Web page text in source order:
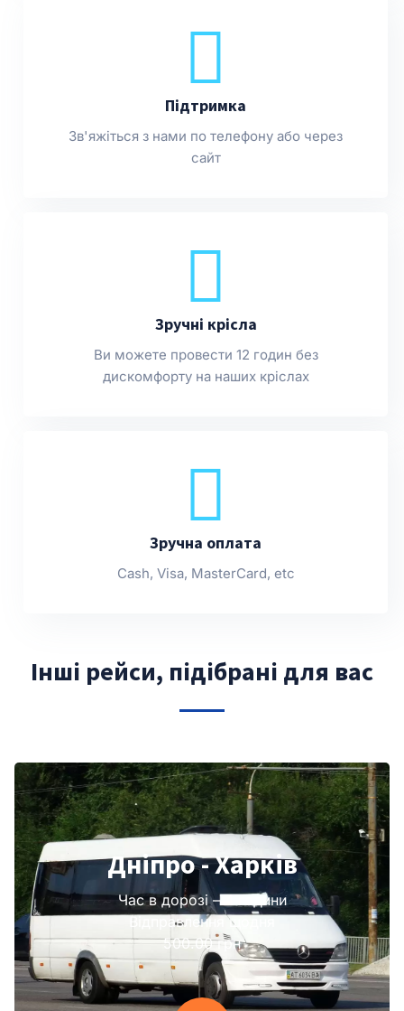
Підтримка
Зв'яжіться з нами по телефону або через
сайт
Зручні крісла
Ви можете провести 12 годин без
дискомфорту на наших кріслах
Зручна оплата
Cash, Visa, MasterCard, etc
Інші рейси, підібрані для вас
Дніпро - Харків
Час в дорозі – 4 години
Відправлення щодня
500.00 грн